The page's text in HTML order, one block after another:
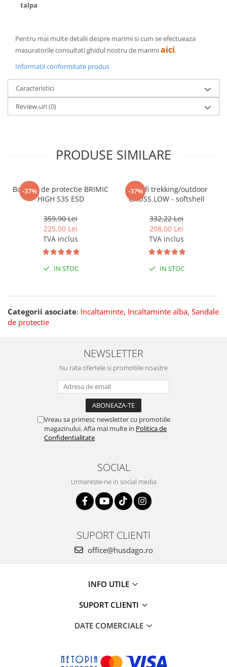
talpa
Pentru mai multe detalii despre marimi si cum se efectueaza
masuratorile consultati ghidul nostru de marimiaici.
Informatii conformitate produs
Caracteristici
Review-uri(0)
PRODUSE SIMILARE
-37%
Bocanci de protectie BRIMIC
HIGH S3S ESD
359,90 Lei
225,00 Lei
TVA inclus
IN STOC
-37%
Pantofi trekking/outdoor
CROSS LOW - softshell
332,22 Lei
208,00 Lei
TVA inclus
IN STOC
Categorii asociate: Incaltaminte, Incaltaminte alba, Sandale
de protectie
NEWSLETTER
Nu rata ofertele si promotiile noastre
Vreau sa primesc newsletter cu promotiile
magazinului. Afla mai multe in Politica de
Confidentialitate
SOCIAL
Urmareste-ne in social media
SUPORT CLIENTI
office@husdago.ro
INFO UTILE
SUPORT CLIENTI
DATE COMERCIALE